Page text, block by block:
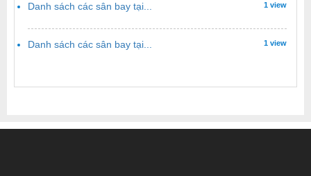
Danh sách các sân bay tại... 1 view
Danh sách các sân bay tại... 1 view